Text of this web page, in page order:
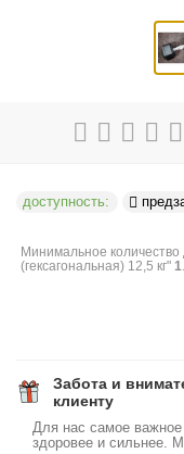
доступность:
Минимальное
(гексагональная) 12,5 кг"1.
Забота и
клиенту
Для нас самое
здоровее и сильнее.